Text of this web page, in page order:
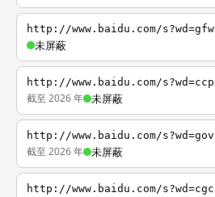
http://www.baidu.com/s?wd=gfw
未屏蔽
http://www.baidu.com/s?wd=ccp
截至 2026 年 未屏蔽
http://www.baidu.com/s?wd=gov
截至 2026 年 未屏蔽
http://www.baidu.com/s?wd=cgc